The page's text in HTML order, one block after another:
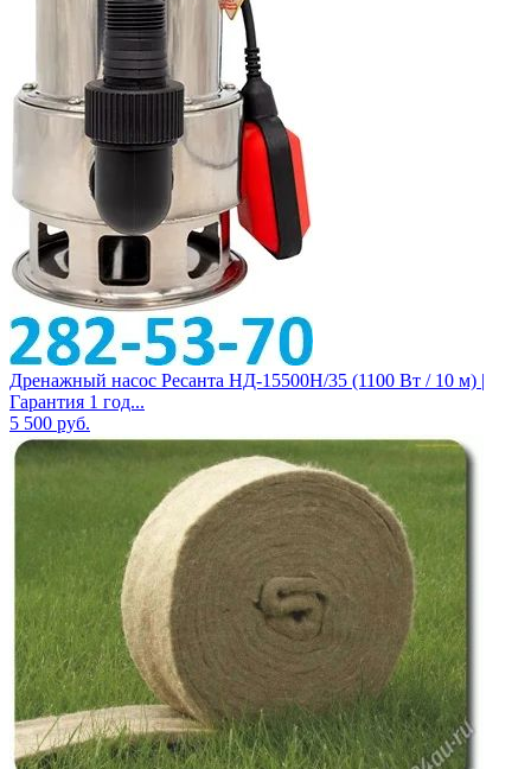
Дренажный насос Ресанта НД-15500Н/35 (1100 Вт / 10 м) |
Гарантия 1 год...
5 500 руб.